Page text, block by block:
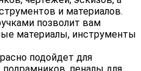
и материалов.
позволит вам
материалы, инструменты
подойдет для